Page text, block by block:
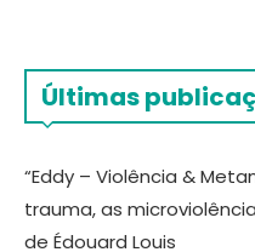
Últimas
“Eddy – Violência &
trauma, as
de Édouard Louis